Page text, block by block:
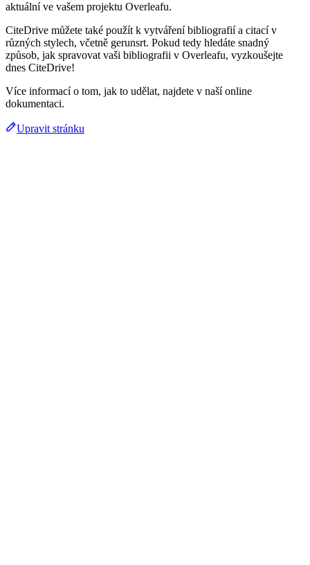
aktuální ve vašem projektu Overleafu.
CiteDrive můžete také použít k vytváření bibliografií a citací v
různých stylech, včetně gerunsrt. Pokud tedy hledáte snadný
způsob, jak spravovat vaši bibliografii v Overleafu, vyzkoušejte
dnes CiteDrive!
Více informací o tom, jak to udělat, najdete v naší online
dokumentaci.
Upravit stránku